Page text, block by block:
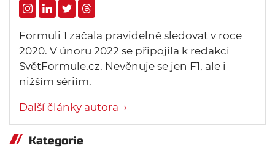
Formuli 1 začala pravidelně sledovat v roce
2020. V únoru 2022 se připojila k redakci
SvětFormule.cz. Nevěnuje se jen F1, ale i
nižším sériím.
Další články autora →
Kategorie